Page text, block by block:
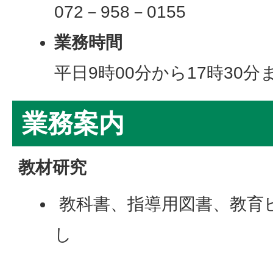
072－958－0155
業務時間
平日9時00分から17時30分
業務案内
教材研究
教科書、指導用図書、教
し